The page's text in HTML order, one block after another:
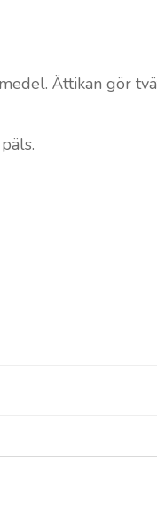
Ättikan gör